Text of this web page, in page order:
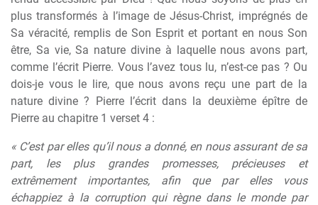
plus transformés à l’image de Jésus-Christ, imprégnés de
Sa véracité, remplis de Son Esprit et portant en nous Son
être, Sa vie, Sa nature divine à laquelle nous avons part,
comme l’écrit Pierre. Vous l’avez tous lu, n’est-ce pas ? Ou
dois-je vous le lire, que nous avons reçu une part de la
nature divine ? Pierre l’écrit dans la deuxième épître de
Pierre au chapitre 1 verset 4 :
« C’est par elles qu’il nous a donné, en nous assurant de sa
part, les plus grandes promesses, précieuses et
extrêmement importantes, afin que par elles vous
échappiez à la corruption qui règne dans le monde par